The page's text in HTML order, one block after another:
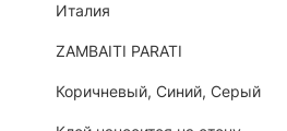
Италия
ZAMBAITI PARATI
Коричневый, Синий, Серый